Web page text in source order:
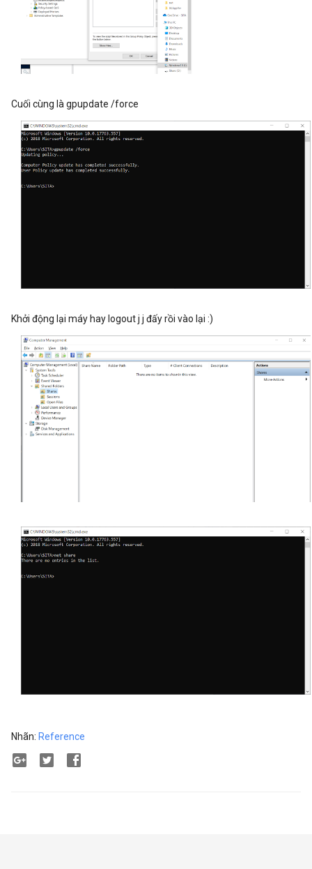
Cuối cùng là gpupdate /force
Khởi động lại máy hay logout j j đấy rồi vào lại :)
Nhãn: Reference